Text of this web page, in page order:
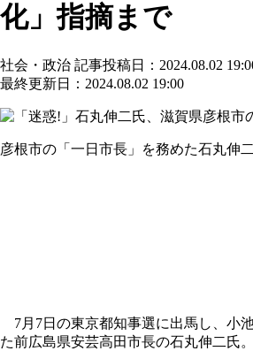
化」指摘まで
社会・政治 記事投稿日：2024.08.02
最終更新日：2024.08.02 19:00
彦根市の「一日市長」を務めた石丸伸
7月7日の東京都知事選に出馬し、小
た前広島県安芸高田市長の石丸伸二氏